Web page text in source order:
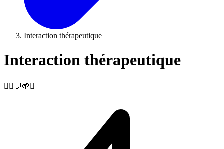
Interaction thérapeutique
Interaction thérapeutique
🧘‍♀️💬🌱✨